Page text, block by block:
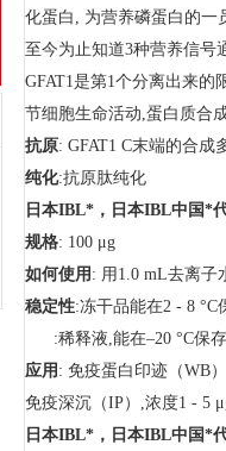
化蛋白, 为营养磷蛋白的一
至今为止知道3种营养信号
GFAT1是第1个分离出来
节细胞生命活动,蛋白质合
抗原: GFAT1 C末端的合成
纯化:抗原肽纯化
日本IBL*，日本IBL中国*
规格: 100 μg
如何使用 : 用1.0 mL去离子
稳定性:冻干品能在2 - 8 °C
:稀释液,能在–20 °C保
应用 : 免疫蛋白印迹（WB
免疫深沉（IP）,浓度1 - 5
日本IBL*，日本IBL中国*